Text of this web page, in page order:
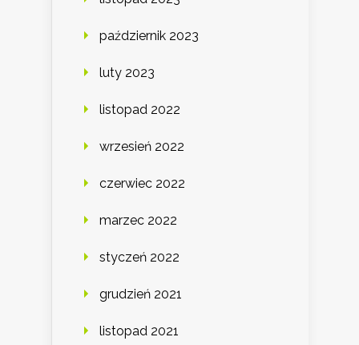
październik 2023
luty 2023
listopad 2022
wrzesień 2022
czerwiec 2022
marzec 2022
styczeń 2022
grudzień 2021
listopad 2021